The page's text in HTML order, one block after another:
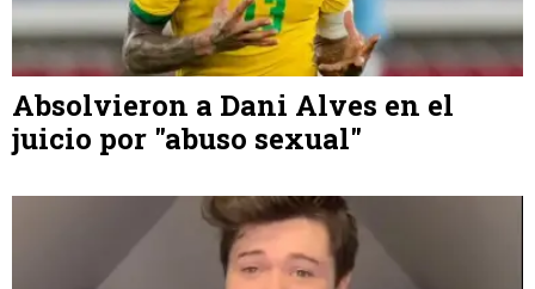
Absolvieron a Dani Alves en el
juicio por "abuso sexual"